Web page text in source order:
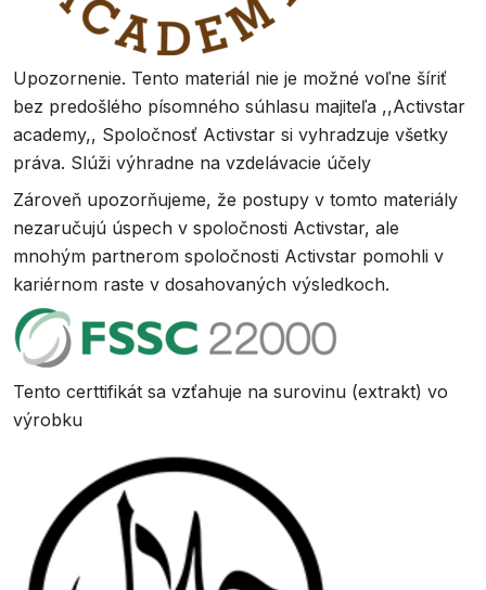
Upozornenie. Tento materiál nie je možné voľne šíriť
bez predošlého písomného súhlasu majiteľa ,,Activstar
academy,, Spoločnosť Activstar si vyhradzuje všetky
práva. Slúži výhradne na vzdelávacie účely
Zároveň upozorňujeme, že postupy v tomto materiály
nezaručujú úspech v spoločnosti Activstar, ale
mnohým partnerom spoločnosti Activstar pomohli v
kariérnom raste v dosahovaných výsledkoch.
Tento certtifikát sa vzťahuje na surovinu (extrakt) vo
výrobku